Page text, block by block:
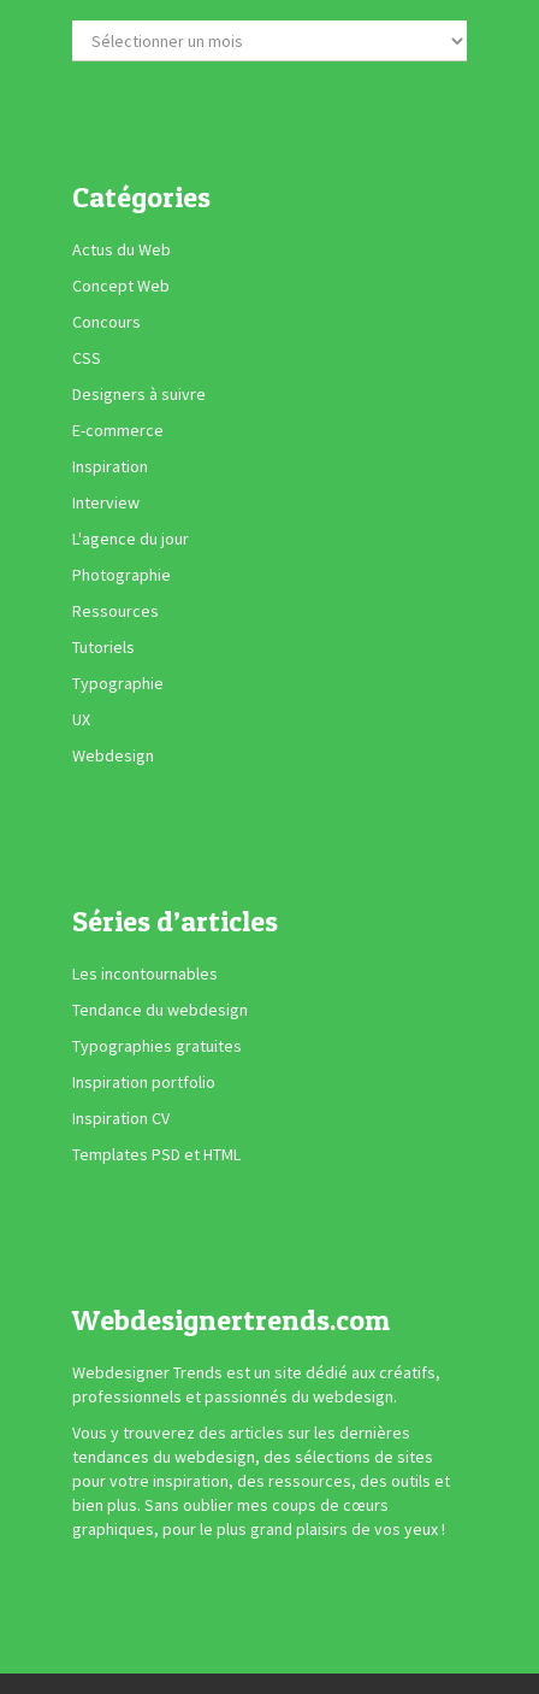
Catégories
Actus du Web
Concept Web
Concours
CSS
Designers à suivre
E-commerce
Inspiration
Interview
L'agence du jour
Photographie
Ressources
Tutoriels
Typographie
UX
Webdesign
Séries d’articles
Les incontournables
Tendance du webdesign
Typographies gratuites
Inspiration portfolio
Inspiration CV
Templates PSD et HTML
Webdesignertrends.com
Webdesigner Trends est un site dédié aux créatifs,
professionnels et passionnés du webdesign.
Vous y trouverez des articles sur les dernières
tendances du webdesign, des sélections de sites
pour votre inspiration, des ressources, des outils et
bien plus. Sans oublier mes coups de cœurs
graphiques, pour le plus grand plaisirs de vos yeux !